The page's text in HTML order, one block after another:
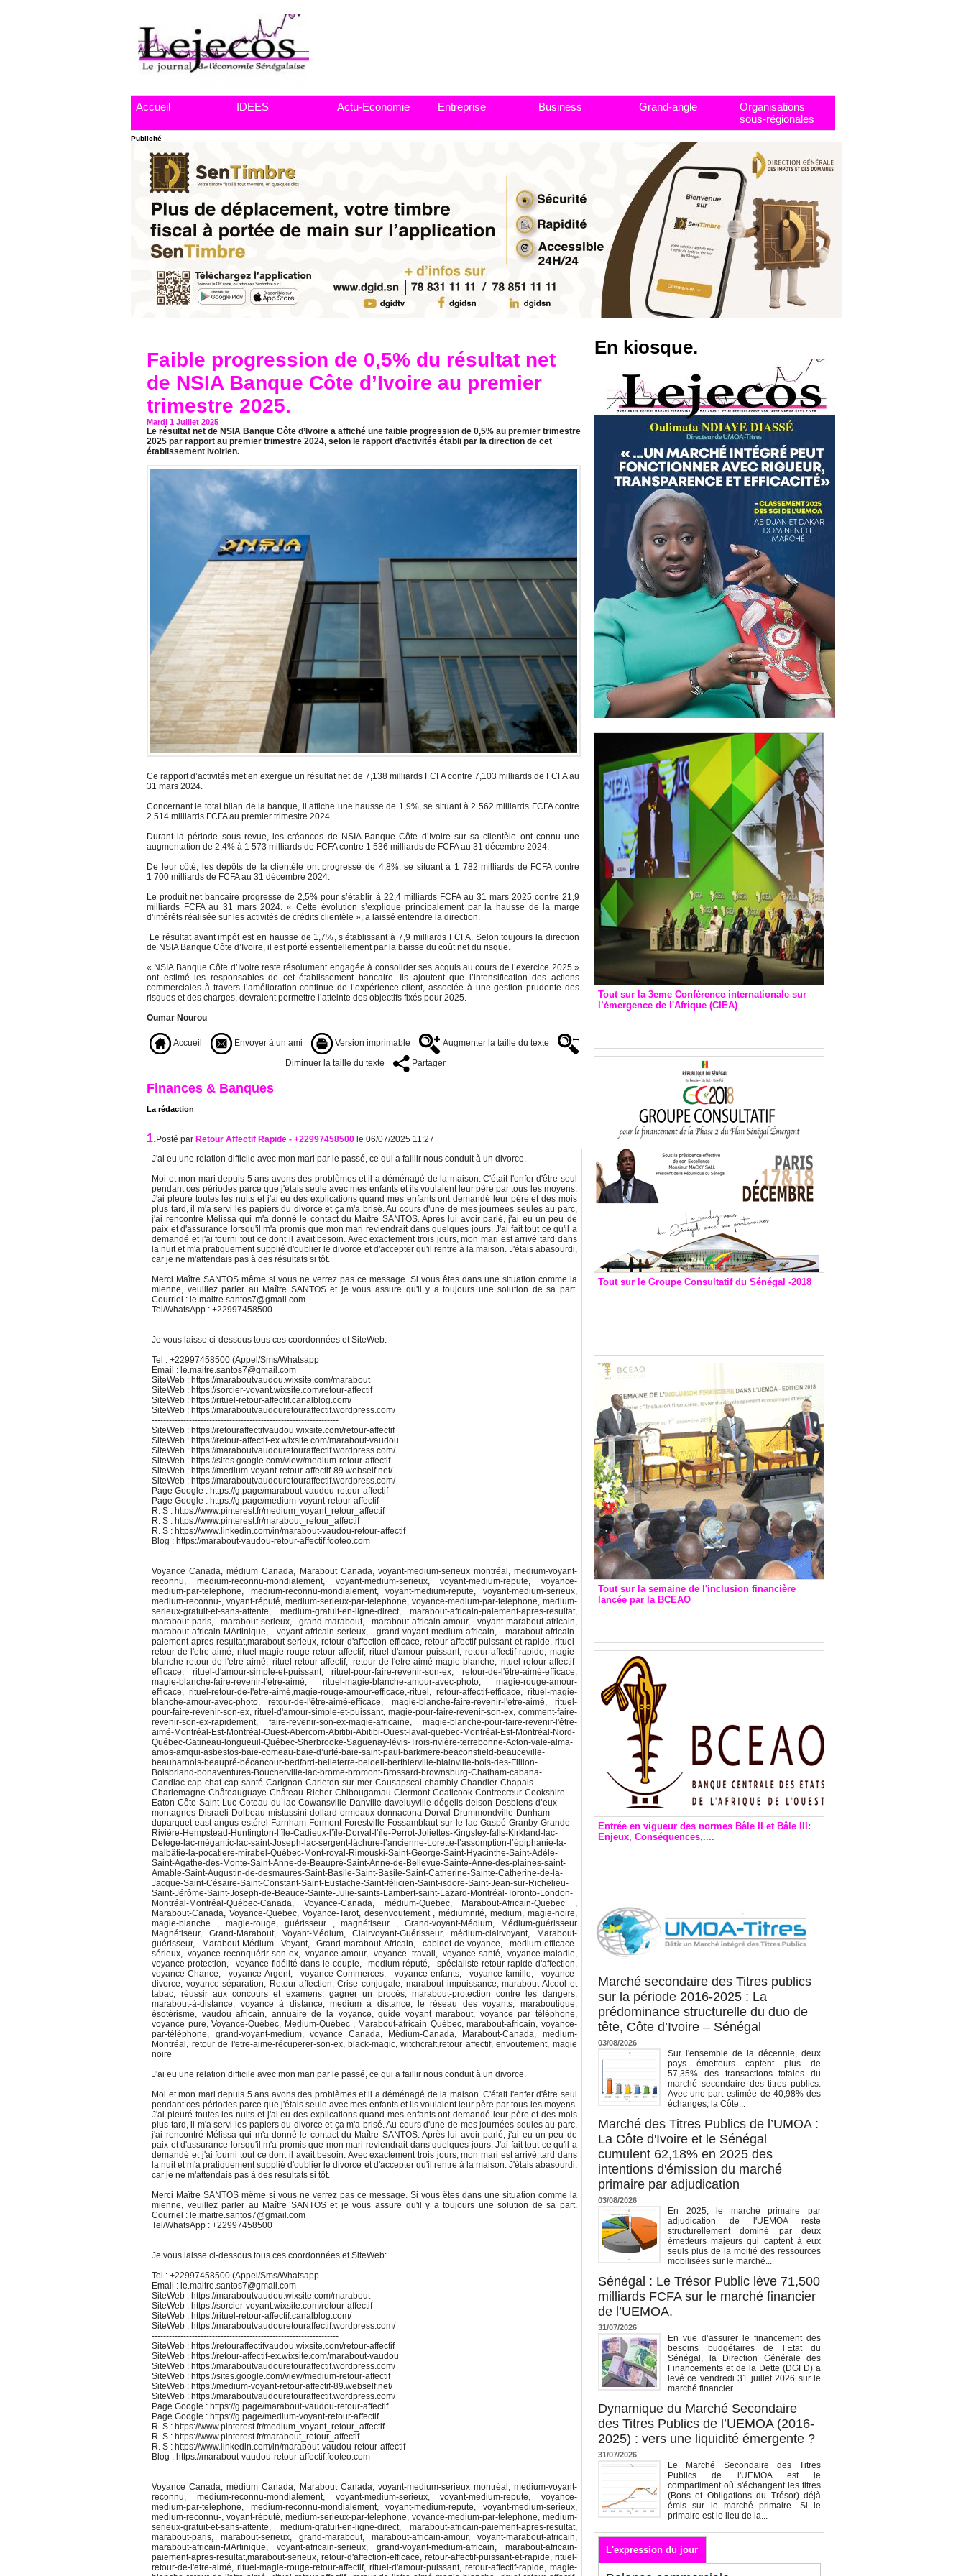
Accueil IDEES Actu-Economie Entreprise Business Grand-angle
Organisations
sous-régionales
Publicité
Faible progression de 0,5% du résultat net
de NSIA Banque Côte d’Ivoire au premier
trimestre 2025.
Mardi 1 Juillet 2025
Le résultat net de NSIA Banque Côte d’Ivoire a affiché une faible progression de 0,5% au premier trimestre
2025 par rapport au premier trimestre 2024, selon le rapport d’activités établi par la direction de cet
établissement ivoirien.
Ce rapport d’activités met en exergue un résultat net de 7,138 milliards FCFA contre 7,103 milliards de FCFA au
31 mars 2024.
Concernant le total bilan de la banque, il affiche une hausse de 1,9%, se situant à 2 562 milliards FCFA contre
2 514 milliards FCFA au premier trimestre 2024.
Durant la période sous revue, les créances de NSIA Banque Côte d’Ivoire sur sa clientèle ont connu une
augmentation de 2,4% à 1 573 milliards de FCFA contre 1 536 milliards de FCFA au 31 décembre 2024.
De leur côté, les dépôts de la clientèle ont progressé de 4,8%, se situant à 1 782 milliards de FCFA contre
1 700 milliards de FCFA au 31 décembre 2024.
Le produit net bancaire progresse de 2,5% pour s’établir à 22,4 milliards FCFA au 31 mars 2025 contre 21,9
milliards FCFA au 31 mars 2024. « Cette évolution s’explique principalement par la hausse de la marge
d’intérêts réalisée sur les activités de crédits clientèle », a laissé entendre la direction.
Le résultat avant impôt est en hausse de 1,7%, s’établissant à 7,9 milliards FCFA. Selon toujours la direction
de NSIA Banque Côte d’Ivoire, il est porté essentiellement par la baisse du coût net du risque.
« NSIA Banque Côte d’Ivoire reste résolument engagée à consolider ses acquis au cours de l’exercice 2025 »
ont estimé les responsables de cet établissement bancaire. Ils ajoutent que l’intensification des actions
commerciales à travers l’amélioration continue de l’expérience-client, associée à une gestion prudente des
risques et des charges, devraient permettre l’atteinte des objectifs fixés pour 2025.
Oumar Nourou
Accueil Envoyer à un ami Version imprimable
Augmenter la taille du texte
Diminuer la taille du texte
Partager
Finances & Banques
La rédaction
1.Posté par Retour Affectif Rapide - +22997458500 le 06/07/2025 11:27
J'ai eu une relation difficile avec mon mari par le passé, ce qui a faillir nous conduit à un divorce.
Moi et mon mari depuis 5 ans avons des problèmes et il a déménagé de la maison. C'était l'enfer d'être seul
pendant ces périodes parce que j'étais seule avec mes enfants et ils voulaient leur père par tous les moyens.
J'ai pleuré toutes les nuits et j'ai eu des explications quand mes enfants ont demandé leur père et des mois
plus tard, il m'a servi les papiers du divorce et ça m'a brisé. Au cours d'une de mes journées seules au parc,
j'ai rencontré Mélissa qui m'a donné le contact du Maître SANTOS. Après lui avoir parlé, j'ai eu un peu de
paix et d'assurance lorsqu'il m'a promis que mon mari reviendrait dans quelques jours. J'ai fait tout ce qu'il a
demandé et j'ai fourni tout ce dont il avait besoin. Avec exactement trois jours, mon mari est arrivé tard dans
la nuit et m'a pratiquement supplié d'oublier le divorce et d'accepter qu'il rentre à la maison. J'étais abasourdi,
car je ne m'attendais pas à des résultats si tôt.
Merci Maître SANTOS même si vous ne verrez pas ce message. Si vous êtes dans une situation comme la
mienne, veuillez parler au Maître SANTOS et je vous assure qu'il y a toujours une solution de sa part.
Courriel : le.maitre.santos7@gmail.com
Tel/WhatsApp : +22997458500
Je vous laisse ci-dessous tous ces coordonnées et SiteWeb:
Tel : +22997458500 (Appel/Sms/Whatsapp
Email : le.maitre.santos7@gmail.com
SiteWeb : https://maraboutvaudou.wixsite.com/marabout
SiteWeb : https://sorcier-voyant.wixsite.com/retour-affectif
SiteWeb : https://rituel-retour-affectif.canalblog.com/
SiteWeb : https://maraboutvaudouretouraffectif.wordpress.com/
-----------------------------------------------------------------
SiteWeb : https://retouraffectifvaudou.wixsite.com/retour-affectif
SiteWeb : https://retour-affectif-ex.wixsite.com/marabout-vaudou
SiteWeb : https://maraboutvaudouretouraffectif.wordpress.com/
SiteWeb : https://sites.google.com/view/medium-retour-affectif
SiteWeb : https://medium-voyant-retour-affectif-89.webself.net/
SiteWeb : https://maraboutvaudouretouraffectif.wordpress.com/
Page Google : https://g.page/marabout-vaudou-retour-affectif
Page Google : https://g.page/medium-voyant-retour-affectif
R. S : https://www.pinterest.fr/medium_voyant_retour_affectif
R. S : https://www.pinterest.fr/marabout_retour_affectif
R. S : https://www.linkedin.com/in/marabout-vaudou-retour-affectif
Blog : https://marabout-vaudou-retour-affectif.footeo.com
Voyance Canada, médium Canada, Marabout Canada, voyant-medium-serieux montréal, medium-voyant-
reconnu, medium-reconnu-mondialement, voyant-medium-serieux, voyant-medium-repute, voyance-
medium-par-telephone, medium-reconnu-mondialement, voyant-medium-repute, voyant-medium-serieux,
medium-reconnu-, voyant-réputé, medium-serieux-par-telephone, voyance-medium-par-telephone, medium-
serieux-gratuit-et-sans-attente, medium-gratuit-en-ligne-direct, marabout-africain-paiement-apres-resultat,
marabout-paris, marabout-serieux, grand-marabout, marabout-africain-amour, voyant-marabout-africain,
marabout-africain-MArtinique, voyant-africain-serieux, grand-voyant-medium-africain, marabout-africain-
paiement-apres-resultat,marabout-serieux, retour-d'affection-efficace, retour-affectif-puissant-et-rapide, rituel-
retour-de-l'etre-aimé, rituel-magie-rouge-retour-affectif, rituel-d'amour-puissant, retour-affectif-rapide, magie-
blanche-retour-de-l'etre-aimé, rituel-retour-affectif, retour-de-l'etre-aimé-magie-blanche, rituel-retour-affectif-
efficace, rituel-d'amour-simple-et-puissant, rituel-pour-faire-revenir-son-ex, retour-de-l'être-aimé-efficace,
magie-blanche-faire-revenir-l'etre-aimé, rituel-magie-blanche-amour-avec-photo, magie-rouge-amour-
efficace, rituel-retour-de-l'etre-aimé,magie-rouge-amour-efficace,-rituel, retour-affectif-efficace, rituel-magie-
blanche-amour-avec-photo, retour-de-l'être-aimé-efficace, magie-blanche-faire-revenir-l'etre-aimé, rituel-
pour-faire-revenir-son-ex, rituel-d'amour-simple-et-puissant, magie-pour-faire-revenir-son-ex, comment-faire-
revenir-son-ex-rapidement, faire-revenir-son-ex-magie-africaine, magie-blanche-pour-faire-revenir-l'être-
aimé-Montréal-Est-Montréal-Ouest-Abercorn-Abitibi-Abitibi-Ouest-laval-quebec-Montréal-Est-Montréal-Nord-
Québec-Gatineau-longueuil-Québec-Sherbrooke-Saguenay-lévis-Trois-rivière-terrebonne-Acton-vale-alma-
amos-amqui-asbestos-baie-comeau-baie-d’urfé-baie-saint-paul-barkmere-beaconsfield-beauceville-
beauharnois-beaupré-bécancour-bedford-belleterre-beloeil-berthierville-blainville-bois-des-Fillion-
Boisbriand-bonaventures-Boucherville-lac-brome-bromont-Brossard-brownsburg-Chatham-cabana-
Candiac-cap-chat-cap-santé-Carignan-Carleton-sur-mer-Causapscal-chambly-Chandler-Chapais-
Charlemagne-Châteauguaye-Château-Richer-Chibougamau-Clermont-Coaticook-Contrecœur-Cookshire-
Eaton-Côte-Saint-Luc-Coteau-du-lac-Cowansville-Danville-daveluyville-dégelis-delson-Desbiens-d’eux-
montagnes-Disraeli-Dolbeau-mistassini-dollard-ormeaux-donnacona-Dorval-Drummondville-Dunham-
duparquet-east-angus-estérel-Farnham-Fermont-Forestville-Fossamblaut-sur-le-lac-Gaspé-Granby-Grande-
Rivière-Hempstead-Huntington-l’île-Cadieux-l’île-Dorval-l’île-Perrot-Joliettes-Kingsley-falls-Kirkland-lac-
Delege-lac-mégantic-lac-saint-Joseph-lac-sergent-lâchure-l’ancienne-Lorette-l’assomption-l’épiphanie-la-
malbâtie-la-pocatiere-mirabel-Québec-Mont-royal-Rimouski-Saint-George-Saint-Hyacinthe-Saint-Adèle-
Saint-Agathe-des-Monte-Saint-Anne-de-Beaupré-Saint-Anne-de-Bellevue-Sainte-Anne-des-plaines-saint-
Amable-Saint-Augustin-de-desmaures-Saint-Basile-Saint-Basile-Saint-Catherine-Sainte-Catherine-de-la-
Jacque-Saint-Césaire-Saint-Constant-Saint-Eustache-Saint-félicien-Saint-isdore-Saint-Jean-sur-Richelieu-
Saint-Jérôme-Saint-Joseph-de-Beauce-Sainte-Julie-saints-Lambert-saint-Lazard-Montréal-Toronto-London-
Montréal-Montréal-Québec-Canada, Voyance-Canada, médium-Quebec, Marabout-Africain-Quebec ,
Marabout-Canada, Voyance-Quebec, Voyance-Tarot, desenvoutement , médiumnité, medium, magie-noire,
magie-blanche , magie-rouge, guérisseur , magnétiseur , Grand-voyant-Médium, Médium-guérisseur
Magnétiseur, Grand-Marabout, Voyant-Médium, Clairvoyant-Guérisseur, médium-clairvoyant, Marabout-
guérisseur, Marabout-Médium Voyant, Grand-marabout-Africain, cabinet-de-voyance, medium-efficace-
sérieux, voyance-reconquérir-son-ex, voyance-amour, voyance travail, voyance-santé, voyance-maladie,
voyance-protection, voyance-fidélité-dans-le-couple, medium-réputé, spécialiste-retour-rapide-d'affection,
voyance-Chance, voyance-Argent, voyance-Commerces, voyance-enfants, voyance-famille, voyance-
divorce, voyance-séparation, Retour-affection, Crise conjugale, marabout impuissance, marabout Alcool et
tabac, réussir aux concours et examens, gagner un procès, marabout-protection contre les dangers,
marabout-à-distance, voyance à distance, medium à distance, le réseau des voyants, maraboutique,
ésotérisme, vaudou africain, annuaire de la voyance, guide voyant marabout, voyance par téléphone,
voyance pure, Voyance-Québec, Medium-Québec , Marabout-africain Québec, marabout-africain, voyance-
par-téléphone, grand-voyant-medium, voyance Canada, Médium-Canada, Marabout-Canada, medium-
Montréal, retour de l'etre-aime-récuperer-son-ex, black-magic, witchcraft,retour affectif, envoutement, magie
noire
J'ai eu une relation difficile avec mon mari par le passé, ce qui a faillir nous conduit à un divorce.
Moi et mon mari depuis 5 ans avons des problèmes et il a déménagé de la maison. C'était l'enfer d'être seul
pendant ces périodes parce que j'étais seule avec mes enfants et ils voulaient leur père par tous les moyens.
J'ai pleuré toutes les nuits et j'ai eu des explications quand mes enfants ont demandé leur père et des mois
plus tard, il m'a servi les papiers du divorce et ça m'a brisé. Au cours d'une de mes journées seules au parc,
j'ai rencontré Mélissa qui m'a donné le contact du Maître SANTOS. Après lui avoir parlé, j'ai eu un peu de
paix et d'assurance lorsqu'il m'a promis que mon mari reviendrait dans quelques jours. J'ai fait tout ce qu'il a
demandé et j'ai fourni tout ce dont il avait besoin. Avec exactement trois jours, mon mari est arrivé tard dans
la nuit et m'a pratiquement supplié d'oublier le divorce et d'accepter qu'il rentre à la maison. J'étais abasourdi,
car je ne m'attendais pas à des résultats si tôt.
Merci Maître SANTOS même si vous ne verrez pas ce message. Si vous êtes dans une situation comme la
mienne, veuillez parler au Maître SANTOS et je vous assure qu'il y a toujours une solution de sa part.
Courriel : le.maitre.santos7@gmail.com
Tel/WhatsApp : +22997458500
Je vous laisse ci-dessous tous ces coordonnées et SiteWeb:
Tel : +22997458500 (Appel/Sms/Whatsapp
Email : le.maitre.santos7@gmail.com
SiteWeb : https://maraboutvaudou.wixsite.com/marabout
SiteWeb : https://sorcier-voyant.wixsite.com/retour-affectif
SiteWeb : https://rituel-retour-affectif.canalblog.com/
SiteWeb : https://maraboutvaudouretouraffectif.wordpress.com/
-----------------------------------------------------------------
SiteWeb : https://retouraffectifvaudou.wixsite.com/retour-affectif
SiteWeb : https://retour-affectif-ex.wixsite.com/marabout-vaudou
SiteWeb : https://maraboutvaudouretouraffectif.wordpress.com/
SiteWeb : https://sites.google.com/view/medium-retour-affectif
SiteWeb : https://medium-voyant-retour-affectif-89.webself.net/
SiteWeb : https://maraboutvaudouretouraffectif.wordpress.com/
Page Google : https://g.page/marabout-vaudou-retour-affectif
Page Google : https://g.page/medium-voyant-retour-affectif
R. S : https://www.pinterest.fr/medium_voyant_retour_affectif
R. S : https://www.pinterest.fr/marabout_retour_affectif
R. S : https://www.linkedin.com/in/marabout-vaudou-retour-affectif
Blog : https://marabout-vaudou-retour-affectif.footeo.com
Voyance Canada, médium Canada, Marabout Canada, voyant-medium-serieux montréal, medium-voyant-
reconnu, medium-reconnu-mondialement, voyant-medium-serieux, voyant-medium-repute, voyance-
medium-par-telephone, medium-reconnu-mondialement, voyant-medium-repute, voyant-medium-serieux,
medium-reconnu-, voyant-réputé, medium-serieux-par-telephone, voyance-medium-par-telephone, medium-
serieux-gratuit-et-sans-attente, medium-gratuit-en-ligne-direct, marabout-africain-paiement-apres-resultat,
marabout-paris, marabout-serieux, grand-marabout, marabout-africain-amour, voyant-marabout-africain,
marabout-africain-MArtinique, voyant-africain-serieux, grand-voyant-medium-africain, marabout-africain-
paiement-apres-resultat,marabout-serieux, retour-d'affection-efficace, retour-affectif-puissant-et-rapide, rituel-
retour-de-l'etre-aimé, rituel-magie-rouge-retour-affectif, rituel-d'amour-puissant, retour-affectif-rapide, magie-
En kiosque.
Tout sur la 3eme Conférence internationale sur
l’émergence de l'Afrique (CIEA)
Tout sur le Groupe Consultatif du Sénégal -2018
Tout sur la semaine de l'inclusion financière
lancée par la BCEAO
Entrée en vigueur des normes Bâle II et Bâle III:
Enjeux, Conséquences,....
Marché secondaire des Titres publics
sur la période 2016-2025 : La
prédominance structurelle du duo de
tête, Côte d’Ivoire – Sénégal
03/08/2026
Sur l'ensemble de la décennie, deux
pays émetteurs captent plus de
57,35% des transactions totales du
marché secondaire des titres publics.
Avec une part estimée de 40,98% des
échanges, la Côte...
Marché des Titres Publics de l’UMOA :
La Côte d'Ivoire et le Sénégal
cumulent 62,18% en 2025 des
intentions d'émission du marché
primaire par adjudication
03/08/2026
En 2025, le marché primaire par
adjudication de l'UEMOA reste
structurellement dominé par deux
émetteurs majeurs qui captent à eux
seuls plus de la moitié des ressources
mobilisées sur le marché...
Sénégal : Le Trésor Public lève 71,500
milliards FCFA sur le marché financier
de l’UEMOA.
31/07/2026
En vue d’assurer le financement des
besoins budgétaires de l’Etat du
Sénégal, la Direction Générale des
Financements et de la Dette (DGFD) a
levé ce vendredi 31 juillet 2026 sur le
marché financier...
Dynamique du Marché Secondaire
des Titres Publics de l’UEMOA (2016-
2025) : vers une liquidité émergente ?
31/07/2026
Le Marché Secondaire des Titres
Publics de l'UEMOA est le
compartiment où s'échangent les titres
(Bons et Obligations du Trésor) déjà
émis sur le marché primaire. Si le
primaire est le lieu de la...
L'expression du jour